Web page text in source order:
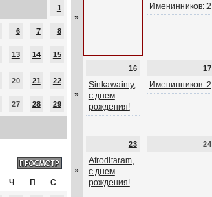
1
6 7 8
13 14 15
20 21 22
27 28 29
Ч П С
»
Именинников: 2
»
16
Sinkawainty,
с днем
рождения!
17
Именинников: 2
»
23
Afroditaram,
с днем
рождения!
24